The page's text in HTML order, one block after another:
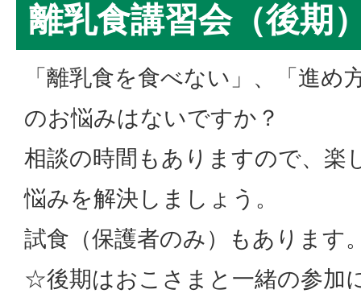
離乳食講習会（後期
「離乳食を食べない」、「進
のお悩みはないですか？
相談の時間もありますので、楽
悩みを解決しましょう。
試食（保護者のみ）もあります
☆後期はおこさまと一緒の参加